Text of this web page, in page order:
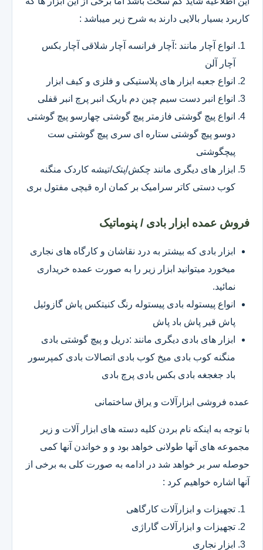
کاربرد بسیار بالایی دارند به شرح زیر میباشد :
انواع آچار مانند :آچار فرانسه آچار شلاقی آچار بکس
آچار آلن
انواع جعبه ابزار های پلاستیکی و فلزی و کیف ابزار
انواع انبر دست سیم چین دم باریک انبر پرچ انبر قفلی
انواع پیچ گوشتی فازمتر پیچ گوشتی چهارسو پیچ گوشتی
دوسو پیچ گوشتی ستاره ای سری پیچ گوشتی ست
پیچگوشتی
ابزار های دیگری مانند چکش/پتک/تیشه کاردک منگنه
کوب دستی کاتر سرامیک بر کمان اره قیچی مفتول بری
فروش عمده ابزار بادی / پنوماتیک
ابزار بادی که بیشتر به درد نقاشان و کارگاه های نجاری
میخورد میتوانید ابزار زیر را به صورت عمده خریداری
نمائید.
انواع پیستوله بادی پیستوله رنگ کنیتکس پاش گازوئیل
پاش قیر پاش باد پاش
ابزار های بادی دیگری مانند :دریل و پیچ گوشتی بادی
منگنه کوب بادی میخ کوب بادی اتصالات بادی کمپرسور
باد جغجغه بادی بکس بادی پرچ بادی
عمده فروشی ابزارآلات و یراق ساختمانی
با توجه به اینکه نام بردن کلیه دسته های ابزار آلات و زیر
مجموعه های آنها طولانی خواهد بود و و خواندن آنها کمی
حوصله سر بر خواهد شد در ادامه به صورت کلی به برخی از
آنها اشاره خواهیم کرد :
تجهیزات و ابزارآلات کارگاهی
تجهیزات و ابزارآلات گاراژی
ابزار نجاری